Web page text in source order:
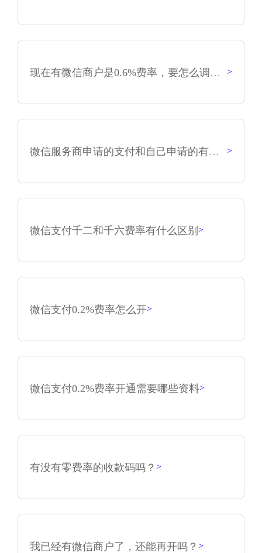
现在有微信商户是0.6%费率，要怎么调低费率？ >
微信服务商申请的支付和自己申请的有什么区别？ >
微信支付千二和千六费率有什么区别 >
微信支付0.2%费率怎么开>
微信支付0.2%费率开通需要哪些资料>
有没有零费率的收款码吗？ >
我已经有微信商户了，还能再开吗？ >